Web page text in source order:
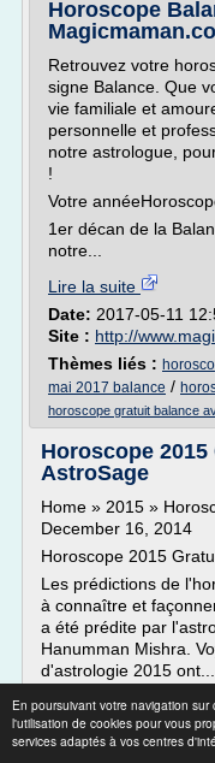
En poursuivant votre navigation
l'utilisation de cookies pour vous
services adaptés à vos centres
Horoscope
Retrouvez votre
signe Balance. Que
vie familiale et
personnelle et
notre astrologue,
!
Votre
1er décan de la
notre...
Lire la suite
Date: 2017-05-11
Site : http://
Thèmes liés :
mai 2017 balance /
horoscope gratuit balance
Horoscope
AstroSage
Home » 2015 »
December 16, 2014
Horoscope 2015
Les prédictions de
à connaître et
a été prédite par
Hanumman Mishra.
d'astrologie 2015 ont...
Lire la suite